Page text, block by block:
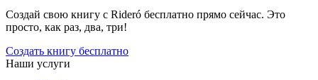
Создай свою книгу с Rideró бесплатно прямо сейчас. Это
просто, как раз, два, три!
Создать книгу бесплатно
Наши услуги